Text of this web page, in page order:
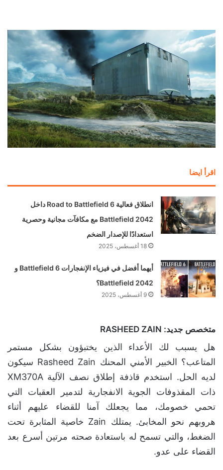
اقرأ ايضا
انطلاق فعالية Road to Battlefield 6 داخل
Battlefield 2042 مع مكافآت مجانية وحصرية
استعدادًا للإصدار الضخم
18 أغسطس، 2025
أيهما أفضل في فيزياء الإنفجارات Battlefield 6 و
Battlefield 2042؟
9 أغسطس، 2025
متخصص جديد: RASHEED ZAIN
هل يسبب لك الأعداء الذين يختبؤون بشكل مستمر
المتاعب؟ الخبير الأمني المحنك Rasheed Zain سيكون
لديه الحل. استخدم قاذفة إطلاق نصف الآلية XM370A
ذات المقذوفات الجوية الانفجارية لتدمير العقبات التي
تحمي خصومك، مما يجعلك آمنا للقضاء عليهم أثناء
هروبهم نحو المخابئ. يمتلك Zain خاصية المثابرة تحت
الضغط، والتي تسمح له باستعادة صحته مرتين أسرع بعد
القضاء على عدو.